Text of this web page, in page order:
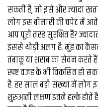
ख़ान पान और जीवनशैली
अंतरराष्ट्रीय
फैक्ट चेक
व्यापार
मौसम
सकती है, जो इसे और ज्यादा
लोग इस बीमारी की चपेट में
आप पूरी तरह सुरक्षित हैं?
इससे थोड़ी अलग है. मुंह का
तंबाकू या शराब का सेवन करते
स्पष्ट वजह के भी विकसित हो
है. हर साल बड़ी संख्या में लोग
शुरुआती लक्षण इतने हल्के होते